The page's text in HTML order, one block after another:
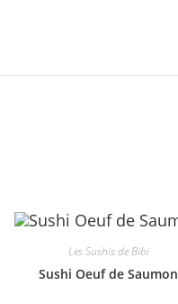
Les Sushis de Bibi
Sushi Oeuf de Saumon